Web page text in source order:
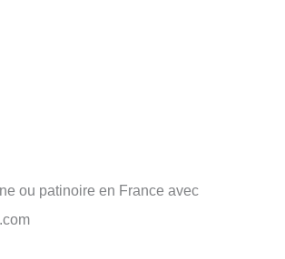
ou patinoire en France avec